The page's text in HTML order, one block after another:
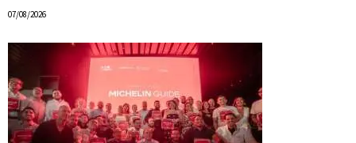
07/08/2026